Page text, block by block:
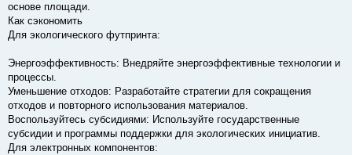
основе площади.
Как сэкономить
Для экологического футпринта:
Энергоэффективность: Внедряйте энергоэффективные технологии и
процессы.
Уменьшение отходов: Разработайте стратегии для сокращения
отходов и повторного использования материалов.
Воспользуйтесь субсидиями: Используйте государственные
субсидии и программы поддержки для экологических инициатив.
Для электронных компонентов: